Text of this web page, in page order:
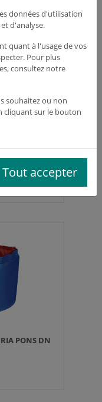
PONS DN
données d'utilisation
d'analyse.
quant à l'usage de vos
Pour plus
consultez notre
souhaitez ou non
cliquant sur le bouton
Tout accepter